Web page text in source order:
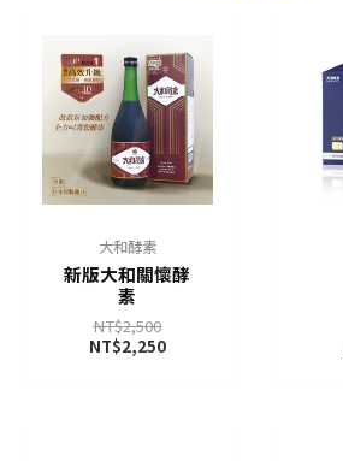
大和酵素
新版大和關懷酵
素
NT$2,500
NT$2,250